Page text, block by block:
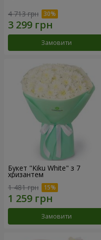
4 713 грн
Замовити
Букет "Kiku White" з 7
хризантем
1 481 грн
Замовити